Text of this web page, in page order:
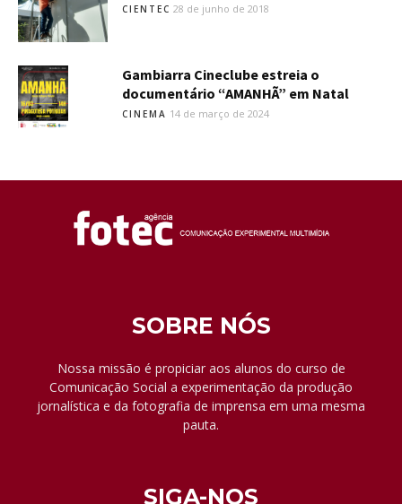
CIENTEC 28 de junho de 2018
Gambiarra Cineclube estreia o
documentário “AMANHÃ” em Natal
CINEMA 14 de março de 2024
SOBRE NÓS
Nossa missão é propiciar aos alunos do curso de
Comunicação Social a experimentação da produção
jornalística e da fotografia de imprensa em uma mesma
pauta.
SIGA-NOS